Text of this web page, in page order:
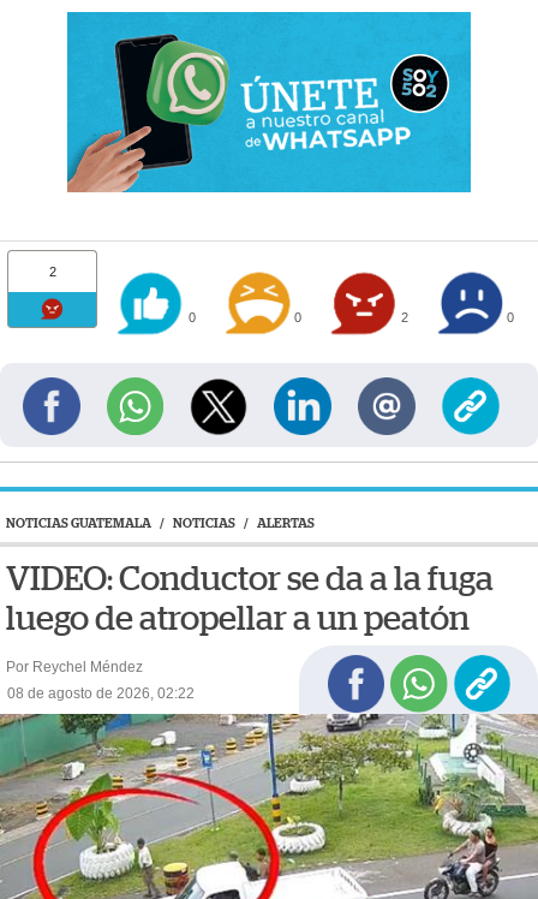
2
0 0 2 0
NOTICIAS GUATEMALA / NOTICIAS / ALERTAS
VIDEO: Conductor se da a la fuga
luego de atropellar a un peatón
Por Reychel Méndez
08 de agosto de 2026, 02:22